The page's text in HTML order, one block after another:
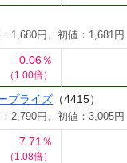
1,680円、初値：1,681円
0.06％
（1.00倍）
プライズ （4415）
2,790円、初値：3,005円
7.71％
（1.08倍）